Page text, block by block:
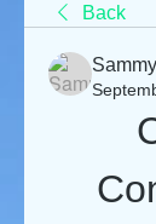
Back